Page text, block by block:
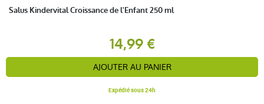
Salus Kindervital Croissance de l'Enfant 250 ml
14,99 €
AJOUTER AU PANIER
Expédié sous 24h